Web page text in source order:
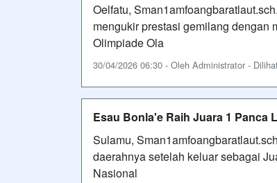
Oelfatu,
mengukir prestasi gemilang dengan
Olimpiade Ola
30/04/2026 06:30 - Oleh Administrator -
Esau Bonla'e Raih Juara 1 Panca
Sulamu,
daerahnya setelah keluar sebagai
Nasional